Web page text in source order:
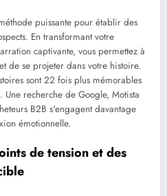
puissante pour établir des
En transformant votre
captivante, vous permettez à
de se projeter dans votre histoire.
sont 22 fois plus mémorables
recherche de Google, Motista
B2B s'engagent davantage
émotionnelle.
de tension et des